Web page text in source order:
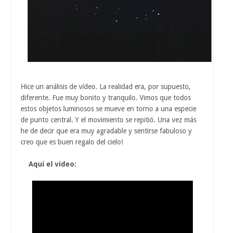
Hice un análisis de vídeo. La realidad era, por supuesto,
diferente. Fue muy bonito y tranquilo. Vimos que todos
estos objetos luminosos se mueve en torno a una especie
de punto central. Y el movimiento se repitió. Una vez más
he de decir que era muy agradable y sentirse fabuloso y
creo que es buen regalo del cielo!
Aquí el vídeo: